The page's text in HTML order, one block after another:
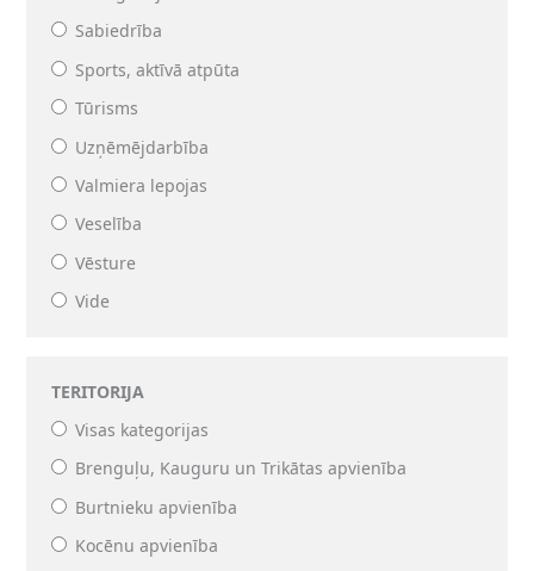
Sabiedrība
Sports, aktīvā atpūta
Tūrisms
Uzņēmējdarbība
Valmiera lepojas
Veselība
Vēsture
Vide
TERITORIJA
Visas kategorijas
Brenguļu, Kauguru un Trikātas apvienība
Burtnieku apvienība
Kocēnu apvienība